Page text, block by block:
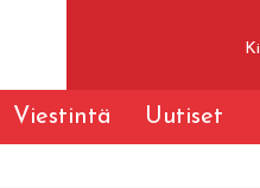
Viestintä Uutiset